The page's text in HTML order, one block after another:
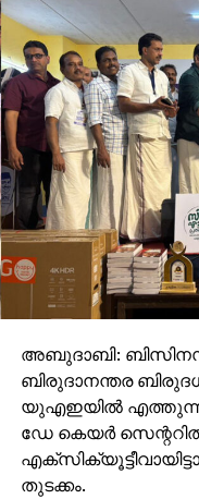
അബുദാബി:
ബിരുദാനന്തര
യുഎഇയില്‍
ഡേ കെയര്‍
തുടക്കം.